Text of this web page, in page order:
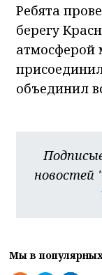
Ребята
берегу
атмосферой
объединил
новостей
Мы в